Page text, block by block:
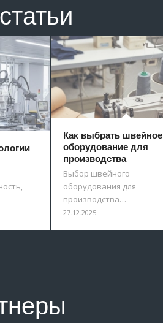
Как выбрать швейное
оборудование для
производства
Выбор швейного
оборудования для
производства…
27.12.2025